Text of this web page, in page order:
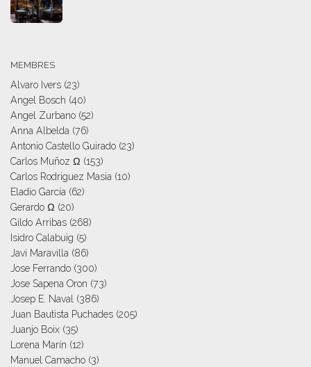
MEMBRES
Alvaro Ivers (23)
Angel Bosch (40)
Angel Zurbano (52)
Anna Albelda (76)
Antonio Castello Guirado (23)
Carlos Muñoz Ω (153)
Carlos Rodriguez Masia (10)
Eladio García (62)
Gerardo Ω (20)
Gildo Arribas (268)
Isidro Calabuig (5)
Javi Maravilla (86)
Jose Ferrando (300)
Jose Sapena Oron (73)
Josep E. Naval
(386)
Juan Bautista Puchades (205)
Juanjo Boix (35)
Lorena Marín (12)
Manuel Camacho (3)